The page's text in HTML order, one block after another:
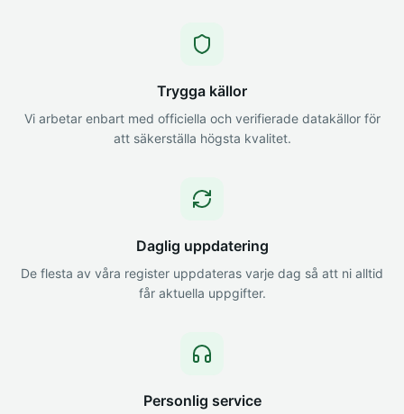
Trygga källor
Vi arbetar enbart med officiella och verifierade datakällor för
att säkerställa högsta kvalitet.
Daglig uppdatering
De flesta av våra register uppdateras varje dag så att ni alltid
får aktuella uppgifter.
Personlig service